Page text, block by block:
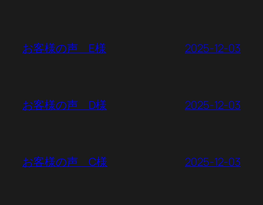
お客様の声 E様 2025-12-03
お客様の声 D様 2025-12-03
お客様の声 C様 2025-12-03